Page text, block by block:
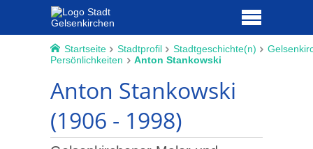
Startseite Stadtprofil Stadtgeschichte(n)
Persönlichkeiten
Anton Stankowski
Anton Stankowski
(1906 - 1998)